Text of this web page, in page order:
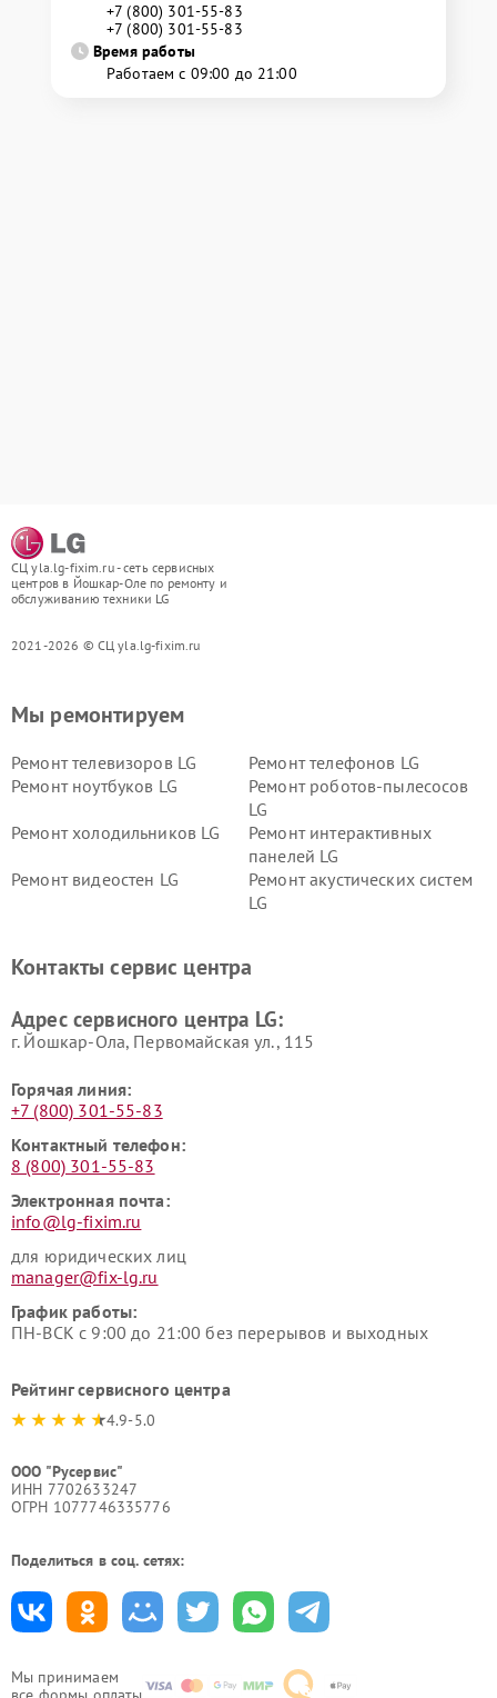
+7 (800) 301-55-83
+7 (800) 301-55-83
Время работы
Работаем с 09:00 до 21:00
СЦ yla.lg-fixim.ru - сеть сервисных
центров в Йошкар-Оле по ремонту и
обслуживанию техники LG
2021-2026 © СЦ yla.lg-fixim.ru
Мы принимаем
Мы ремонтируем
Ремонт телевизоров LG
Ремонт телефонов LG
Ремонт ноутбуков LG
Ремонт роботов-пылесосов
LG
Ремонт холодильников LG
Ремонт интерактивных
панелей LG
Ремонт видеостен LG
Ремонт акустических систем
LG
Ремонт морозильных камер
Ремонт вертикальных
Контакты сервис центра
Адрес сервисного центра LG:
г. Йошкар-Ола, Первомайская ул., 115
Горячая линия:
+7 (800) 301-55-83
Контактный телефон:
8 (800) 301-55-83
Электронная почта:
info@lg-fixim.ru
для юридических лиц
manager@fix-lg.ru
График работы:
ПН-ВСК с 9:00 до 21:00 без перерывов и выходных
Рейтинг сервисного центра
4.9-5.0
ООО "Русервис"
ИНН 7702633247
ОГРН 1077746335776
Поделиться в соц. сетях: